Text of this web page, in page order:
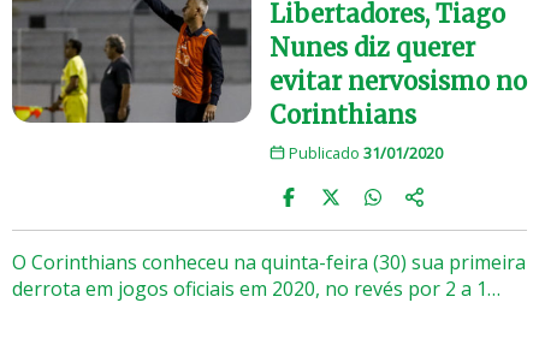
Libertadores, Tiago
Nunes diz querer
evitar nervosismo no
Corinthians
Publicado 31/01/2020
O Corinthians conheceu na quinta-feira (30) sua primeira
derrota em jogos oficiais em 2020, no revés por 2 a 1…